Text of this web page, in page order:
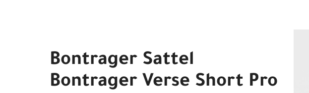
Bontrager Sattel
Bontrager Verse Short Pro